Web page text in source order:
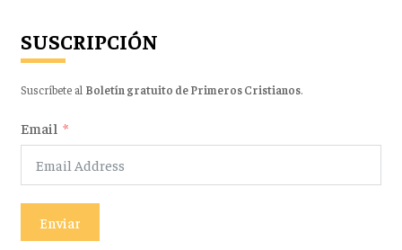
SUSCRIPCIÓN
Suscríbete al Boletín gratuito de Primeros Cristianos.
Email
Enviar